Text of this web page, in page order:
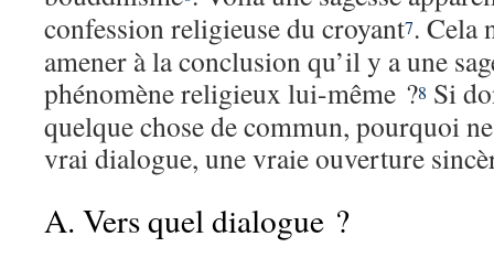
confession religieuse du croyant7. Cela
amener à la conclusion qu’il y a une
phénomène religieux lui-même ?8 Si
quelque chose de commun, pourquoi
vrai dialogue, une vraie ouverture
A. Vers quel dialogue ?